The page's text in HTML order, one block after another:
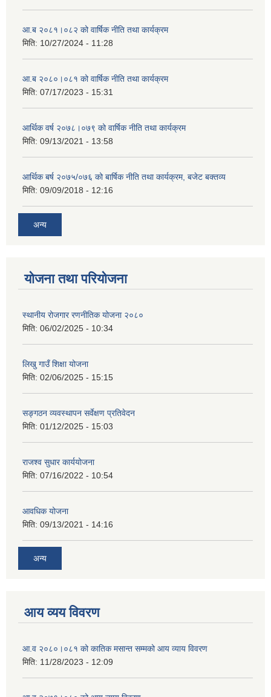
आ.ब २०८१।०८२ को वार्षिक नीति तथा कार्यक्रम
मिति: 10/27/2024 - 11:28
आ.ब २०८०।०८१ को वार्षिक नीति तथा कार्यक्रम
मिति: 07/17/2023 - 15:31
आर्थिक वर्ष २०७८।०७९ को वार्षिक नीति तथा कार्यक्रम
मिति: 09/13/2021 - 13:58
आर्थिक बर्ष २०७५/०७६ को बार्षिक नीति तथा कार्यक्रम, बजेट बक्तव्य
मिति: 09/09/2018 - 12:16
अन्य
योजना तथा परियोजना
स्थानीय रोजगार रणनीतिक योजना २०८०
मिति: 06/02/2025 - 10:34
लिखु गाउँ शिक्षा योजना
मिति: 02/06/2025 - 15:15
सङ्गठन व्यवस्थापन सर्वेक्षण प्रतिवेदन
मिति: 01/12/2025 - 15:03
राजश्व सुधार कार्ययोजना
मिति: 07/16/2022 - 10:54
आवधिक योजना
मिति: 09/13/2021 - 14:16
अन्य
आय व्यय विवरण
आ.व २०८०।०८१ को कातिक मसान्त सम्मको आय व्याय विवरण
मिति: 11/28/2023 - 12:09